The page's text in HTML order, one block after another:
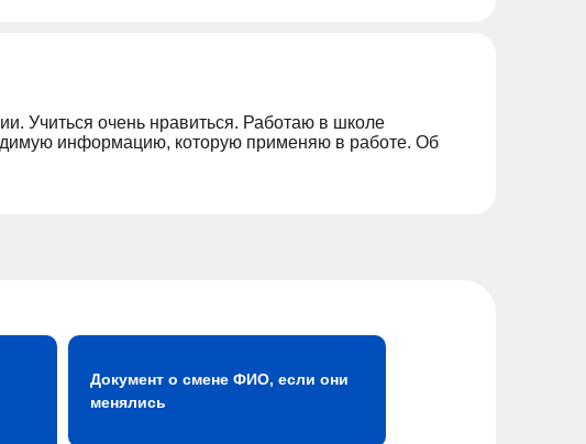
Учиться очень нравиться. Работаю в школе
информацию, которую применяю в работе. Об
Документ о смене ФИО, если они
менялись